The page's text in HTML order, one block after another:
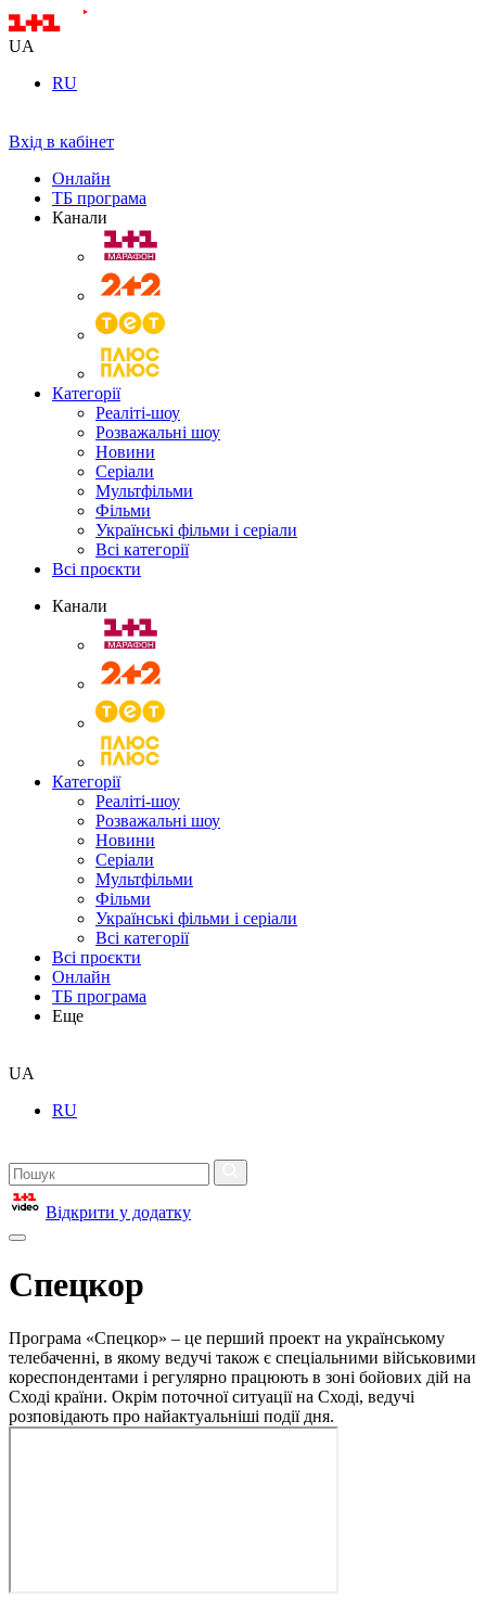
UA
RU
Вхід в кабінет
Онлайн
ТБ програма
Канали
Категорії
Реаліті-шоу
Розважальні шоу
Новини
Серіали
Мультфільми
Фільми
Українські фільми і серіали
Всі категорії
Всі проєкти
Канали
Категорії
Реаліті-шоу
Розважальні шоу
Новини
Серіали
Мультфільми
Фільми
Українські фільми і серіали
Всі категорії
Всі проєкти
Онлайн
ТБ програма
Еще
UA
RU
Відкрити у додатку
Спецкор
Програма «Спецкор» – це перший проект на українському
телебаченні, в якому ведучі також є спеціальними військовими
кореспондентами і регулярно працюють в зоні бойових дій на
Сході країни. Окрім поточної ситуації на Сході, ведучі
розповідають про найактуальніші події дня.